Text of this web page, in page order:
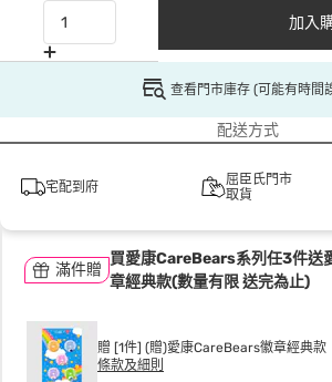
加入
查看門市庫存 (可能有時間
配送方式
宅配到府
屈臣氏門市
取貨
滿件贈
買愛康CareBears系列任3件送
章經典款(數量有限 送完為止)
贈 [1件] (贈)愛康CareBears徽章經典款
條款及細則